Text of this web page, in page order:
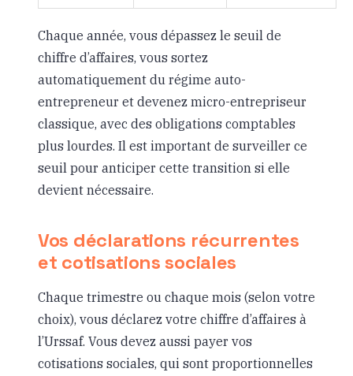
Chaque année, vous dépassez le seuil de
chiffre d’affaires, vous sortez
automatiquement du régime auto-
entrepreneur et devenez micro-entrepriseur
classique, avec des obligations comptables
plus lourdes. Il est important de surveiller ce
seuil pour anticiper cette transition si elle
devient nécessaire.
Vos déclarations récurrentes
et cotisations sociales
Chaque trimestre ou chaque mois (selon votre
choix), vous déclarez votre chiffre d’affaires à
l’Urssaf. Vous devez aussi payer vos
cotisations sociales, qui sont proportionnelles